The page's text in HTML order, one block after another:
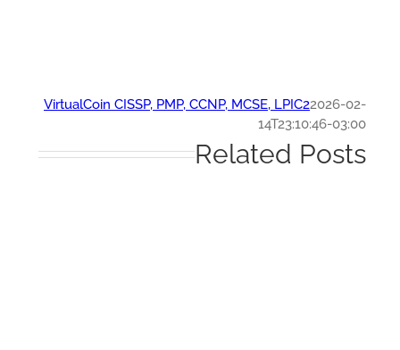
VirtualCoin CISSP, PMP, CCNP, MCSE, LPIC22026-
14T23:10:46-
Related